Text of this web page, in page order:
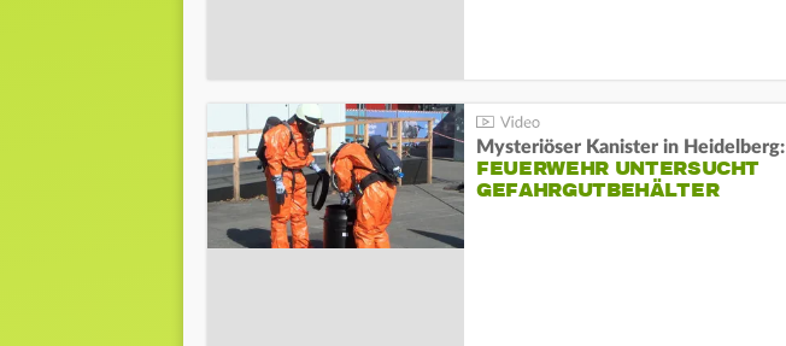
Mysteriöser Kanister in Heidelberg:
FEUERWEHR UNTERSUCHT
GEFAHRGUTBEHÄLTER